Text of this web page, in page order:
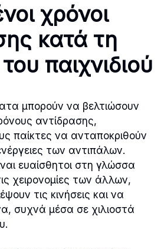
χρόνοι
κατά τη
παιχνιδιού
μπορούν να βελτιώσουν
αντίδρασης,
παίκτες να ανταποκριθούν
των αντιπάλων.
ευαίσθητοι στη γλώσσα
χειρονομίες των άλλων,
τις κινήσεις και να
συχνά μέσα σε χιλιοστά